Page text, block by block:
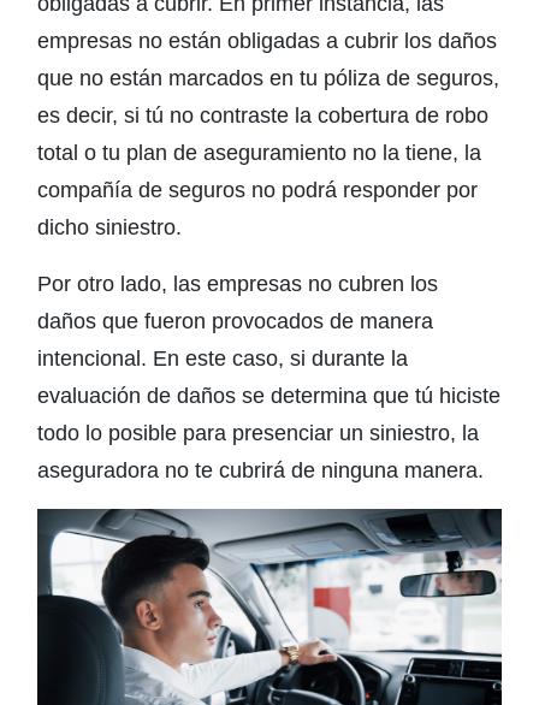
empresas no están obligadas a cubrir los daños
que no están marcados en tu póliza de seguros,
es decir, si tú no contraste la cobertura de robo
total o tu plan de aseguramiento no la tiene, la
compañía de seguros no podrá responder por
dicho siniestro.
Por otro lado, las empresas no cubren los
daños que fueron provocados de manera
intencional. En este caso, si durante la
evaluación de daños se determina que tú hiciste
todo lo posible para presenciar un siniestro, la
aseguradora no te cubrirá de ninguna manera.